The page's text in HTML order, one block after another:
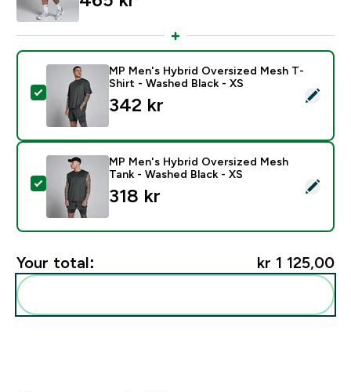
Select this product - MP Men's Hybrid Oversized
MP Men's Hybrid Oversized Mesh T-
Shirt - Washed Black - XS
342 kr‎
Select this product - MP Men's Hybrid Oversized
MP Men's Hybrid Oversized Mesh
Tank - Washed Black - XS
318 kr‎
Your total: kr 1 125,00‎